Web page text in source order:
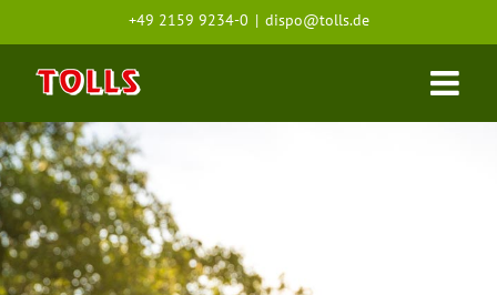
+49 2159 9234-0 | dispo@tolls.de